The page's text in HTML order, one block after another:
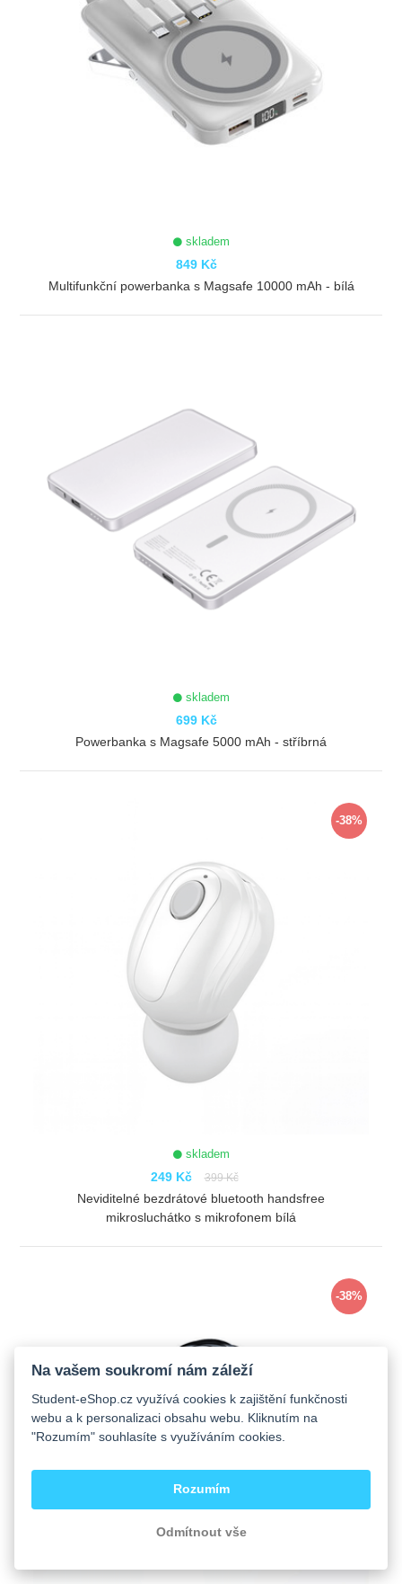
skladem
849 Kč
Multifunkční powerbanka s Magsafe 10000 mAh - bílá
skladem
699 Kč
Powerbanka s Magsafe 5000 mAh - stříbrná
-38%
skladem
249 Kč 399 Kč
Neviditelné bezdrátové bluetooth handsfree
mikrosluchátko s mikrofonem bílá
-38%
Na vašem soukromí nám záleží
Student-eShop.cz využívá cookies k zajištění funkčnosti
webu a k personalizaci obsahu webu. Kliknutím na
"Rozumím" souhlasíte s využíváním cookies.
Rozumím
Odmítnout vše